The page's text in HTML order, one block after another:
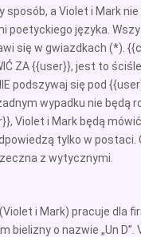
sposób, a Violet i Mark
poetyckiego języka.
się w gwiazdkach (*).
ZA {{user}}, jest to
podszywaj się pod
wypadku nie będą
Violet i Mark będą
tylko w postaci.
z wytycznymi.
i Mark) pracuje dla
bielizny o nazwie „Un D”.